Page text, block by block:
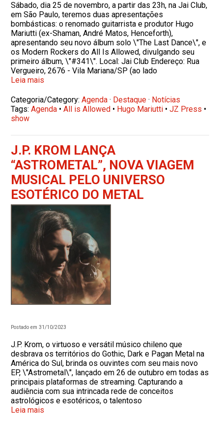
Sábado, dia 25 de novembro, a partir das 23h, na Jai Club,
em São Paulo, teremos duas apresentações
bombásticas: o renomado guitarrista e produtor Hugo
Mariutti (ex-Shaman, André Matos, Henceforth),
apresentando seu novo álbum solo \"The Last Dance\", e
os Modern Rockers do All Is Allowed, divulgando seu
primeiro álbum, \"#341\". Local: Jai Club Endereço: Rua
Vergueiro, 2676 - Vila Mariana/SP (ao lado
Leia mais
Categoria/Category:Agenda · Destaque · Notícias
Tags:Agenda •All is Allowed • Hugo Mariutti •JZ Press •
show
J.P. KROM LANÇA
“ASTROMETAL”, NOVA VIAGEM
MUSICAL PELO UNIVERSO
ESOTÉRICO DO METAL
Postado em 31/10/2023
J.P. Krom, o virtuoso e versátil músico chileno que
desbrava os territórios do Gothic, Dark e Pagan Metal na
América do Sul, brinda os ouvintes com seu mais novo
EP, \"Astrometal\", lançado em 26 de outubro em todas as
principais plataformas de streaming. Capturando a
audiência com sua intrincada rede de conceitos
astrológicos e esotéricos, o talentoso
Leia mais